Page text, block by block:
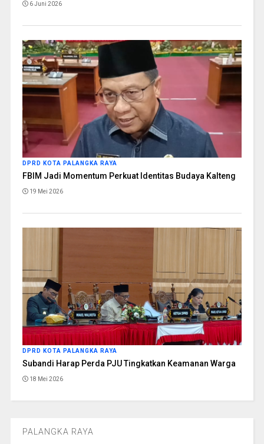
6 Juni 2026
DPRD KOTA PALANGKA RAYA
FBIM Jadi Momentum Perkuat Identitas Budaya Kalteng
19 Mei 2026
DPRD KOTA PALANGKA RAYA
Subandi Harap Perda PJU Tingkatkan Keamanan Warga
18 Mei 2026
PALANGKA RAYA